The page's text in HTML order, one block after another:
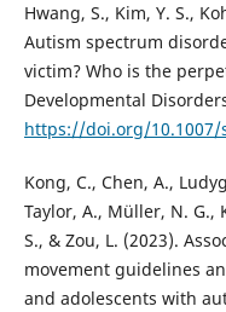
Hwang, S., Kim, Y. S.,
Autism spectrum
victim? Who is the
Developmental
https://doi.org/10.1007/
Kong, C., Chen, A.,
Taylor, A., Müller, N. G.,
S., & Zou, L. (2023).
movement guidelines
and adolescents with